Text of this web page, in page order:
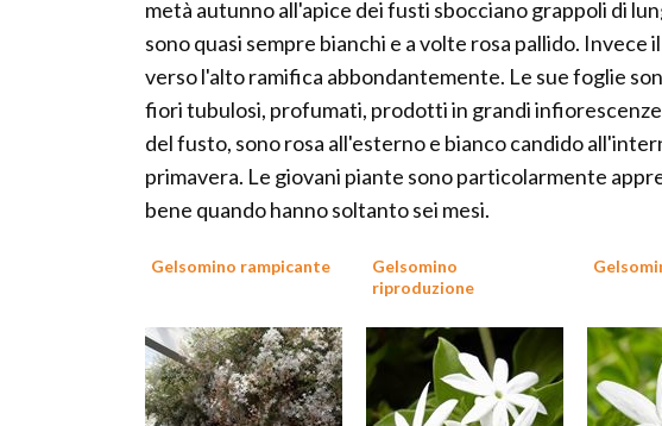
metà autunno all'apice dei fusti sbocciano grappoli di
sono quasi sempre bianchi e a volte rosa pallido. Invece
verso l'alto ramifica abbondantemente. Le sue foglie
fiori tubulosi, profumati, prodotti in grandi
del fusto, sono rosa all'esterno e bianco candido
primavera. Le giovani piante sono particolarmente
bene quando hanno soltanto sei mesi.
Gelsomino rampicante
Gelsomino
riproduzione